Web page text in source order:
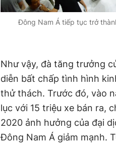
Đông Nam Á tiếp tục trở
Như vậy, đà tăng trưởng
diễn bất chấp tình hình
thử thách. Trước đó, vào
lục với 15 triệu xe bán ra,
2020 ảnh hưởng của đại
Đông Nam Á giảm mạnh.